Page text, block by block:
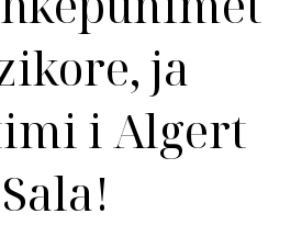
ja
i Algert
Sala!